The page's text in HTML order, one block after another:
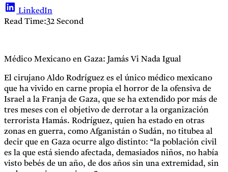
LinkedIn
Read Time:32 Second
Médico Mexicano en Gaza: Jamás Vi Nada Igual
El cirujano Aldo Rodríguez es el único médico mexicano
que ha vivido en carne propia el horror de la ofensiva de
Israel a la Franja de Gaza, que se ha extendido por más de
tres meses con el objetivo de derrotar a la organización
terrorista Hamás. Rodríguez, quien ha estado en otras
zonas en guerra, como Afganistán o Sudán, no titubea al
decir que en Gaza ocurre algo distinto: “la población civil
es la que está siendo afectada, demasiados niños, no había
visto bebés de un año, de dos años sin una extremidad, sin